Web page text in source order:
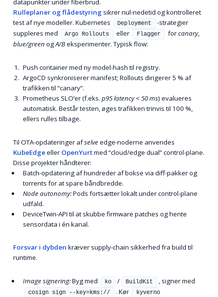
datapunkter under fiberbrud.
Rulleplaner og flådestyring sikrer nul-nedetid og kontrolleret
test af nye modeller. Kubernetes
Deployment
-strategier
suppleres med
Argo Rollouts eller Flagger forcanary,
blue/green ogA/Beksperimenter. Typisk flow:
Push container med ny model-hash til registry.
ArgoCD synkroniserer manifest; Rollouts dirigerer 5 % af
trafikken til “canary”.
Prometheus SLO’er (f.eks. p95 latency < 50 ms) evalueres
automatisk. Består testen, øges trafikken trinvis til 100 %,
ellers rulles tilbage.
Til OTA-opdateringer afselveedge-noderne anvendes
KubeEdgeeller OpenYurtmed “cloud/edge dual” control-plane.
Disse projekter håndterer:
Batch-opdatering af hundreder af bokse via diff-pakker og
torrents for at spare båndbredde.
Node autonomy:Pods fortsætter lokalt under control-plane
udfald.
DeviceTwin-API til at skubbe firmware patches og hente
sensordata i én kanal.
Forsvar i dybden kræver supply-chain sikkerhed fra build til
runtime.
Image signering:Byg med ko / BuildKit , signer med
cosign sign --key=kms:// . Kør
kyverno